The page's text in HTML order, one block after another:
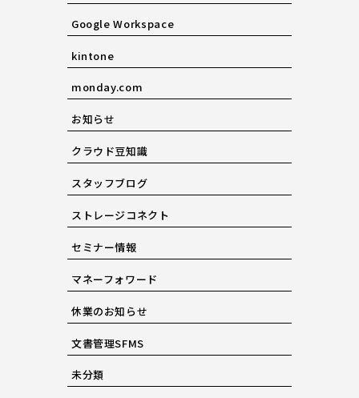
Google Workspace
kintone
monday.com
お知らせ
クラウド豆知識
スタッフブログ
ストレージコネクト
セミナー情報
マネーフォワード
休業のお知らせ
文書管理SFMS
未分類